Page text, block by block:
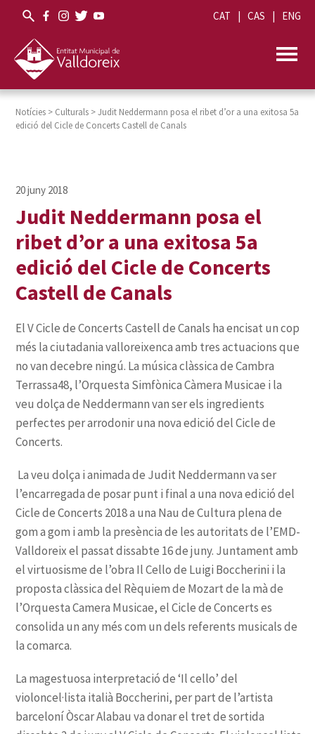
CAT CAS ENG
Notícies > Culturals >Judit Neddermann posa el ribet d’or a una exitosa 5a
edició del Cicle de Concerts Castell de Canals
Judit Neddermann posa el
ribet d’or a una exitosa 5a
edició del Cicle de Concerts
Castell de Canals